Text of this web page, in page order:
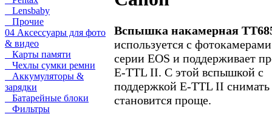
Lensbaby
Прочие
04 Аксессуары для фото
& видео
Карты памяти
Чехлы сумки ремни
Аккумуляторы &
зарядки
Батарейные блоки
Фильтры
Вспышка накамерная
используется с
серии EOS и поддерживает
E-TTL II. C этой вспышкой c
поддержкой E-TTL II снимать
становится проще.